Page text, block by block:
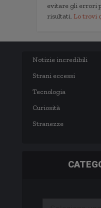
evitare gli errori
risultati. Lo trovi
Notizie incredibili
Strani eccessi
Tecnologia
Curiosità
Stranezze